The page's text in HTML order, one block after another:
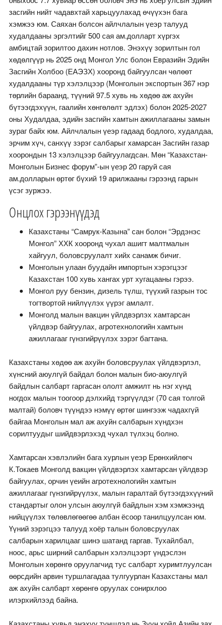
засгийн нийт чадавхтай харьцуулахад өчүүхэн бага
хэмжээ юм. Саяхан болсон айлчлалын үеэр талууд
худалдааны эргэлтийг 500 сая ам.долларт хүргэх
амбицтай зорилтоо дахин нотлов. Энэхүү зорилтын гол
хөдөлгүүр нь 2025 онд Монгол Улс болон Евразийн Эдийн
Засгийн Холбоо (ЕАЭЗХ) хооронд байгуулсан чөлөөт
худалдааны түр хэлэлцээр (Монголын экспортын 367 нэр
төрлийн бараанд, түүний 97.5 хувь нь хөдөө аж ахуйн
бүтээгдэхүүн, гаалийн хөнгөлөлт эдлэх) болон 2025-2027
оны Худалдаа, эдийн засгийн хамтын ажиллагааны замын
зураг байх юм. Айлчлалын үеэр гадаад бодлого, худалдаа,
эрчим хүч, санхүү зэрэг салбарыг хамарсан Засгийн газар
хоорондын 13 хэлэлцээр байгуулагдсан. Мөн “Казахстан-
Монголын Бизнес форум”-ын үеэр 20 гаруй сая
ам.долларын өртөг бүхий 19 арилжааны гэрээнд гарын
үсэг зуржээ.
Онцлох гэрээнүүдэд
Казахстаны “Самрук-Казына” сан болон “Эрдэнэс
Монгол” ХХК хооронд чухал ашигт малтмалын
хайгуул, боловсруулалт хийх санамж бичиг.
Монголын улаан буудайн импортын хэрэгцээг
Казахстан 100 хувь хангах урт хугацааны гэрээ.
Монгол руу бензин, дизель түлш, түүхий газрын тос
тогтвортой нийлүүлэх үүрэг амлалт.
Монголд малын вакцин үйлдвэрлэх хамтарсан
үйлдвэр байгуулах, агротехнологийн хамтын
ажиллагааг гүнзгийрүүлэх зэрэг багтана.
Казахстаны хөдөө аж ахуйн боловсруулах үйлдвэрлэл,
хүнсний аюулгүй байдал болон малын био-аюулгүй
байдлын салбарт гаргасан ололт амжилт нь нэг хүнд
ногдох малын тоогоор дэлхийд тэргүүлдэг (70 сая толгой
малтай) боловч түүндээ нэмүү өртөг шингээж чадахгүй
байгаа Монголын мал аж ахуйн салбарын хүндхэн
сорилтуудыг шийдвэрлэхэд чухал түлхэц болно.
Хамтарсан хэвлэлийн бага хурлын үеэр Ерөнхийлөгч
К.Токаев Монголд вакцин үйлдвэрлэх хамтарсан үйлдвэр
байгуулах, орчин үеийн агротехнологийн хамтын
ажиллагааг гүнзгийрүүлэх, малын гаралтай бүтээгдэхүүний
стандартыг олон улсын аюулгүй байдлын хэм хэмжээнд
нийцүүлэх төлөвлөгөөгөө албан ёсоор танилцуулсан юм.
Үүний зэрэгцээ талууд хоёр талын боловсруулах
салбарын харилцааг шинэ шатанд гаргав. Тухайлбал,
ноос, арьс ширний салбарын хэлэлцээрт үндэслэн
Монголын хөрөнгө оруулагчид тус салбарт хуримтлуулсан
өөрсдийн арвин туршлагадаа тулгуурлан Казахстаны мал
аж ахуйн салбарт хөрөнгө оруулах сонирхлоо
илэрхийлээд байна.